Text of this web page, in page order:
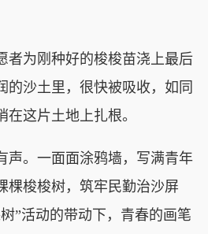
为刚种好的梭梭苗浇上最后
的沙土里，很快被吸收，如同
这片土地上扎根。
。一面面涂鸦墙，写满青年
棵梭梭树，筑牢民勤治沙屏
”活动的带动下，青春的画笔